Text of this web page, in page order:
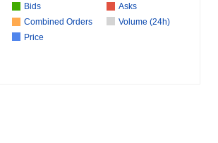
Bids
Asks
Combined Orders
Volume (24h)
Price